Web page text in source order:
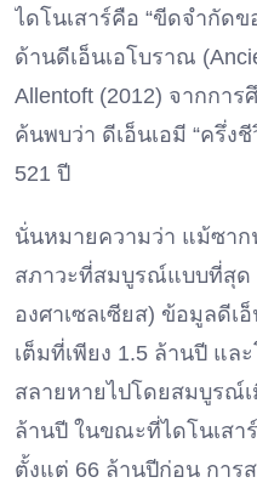
ไดโนเสาร์คือ “ขีดจำกัดข
ด้านดีเอ็นเอโบราณ
Allentoft (2012) จากกา
ค้นพบว่า ดีเอ็นเอมี “ครึ่ง
521 ปี
นั่นหมายความว่า แม้ซาก
สภาวะที่สมบูรณ์แบบที่สุ
องศาเซลเซียส) ข้อมูลดีเ
เต็มที่เพียง 1.5 ล้านปี แล
สลายหายไปโดยสมบูรณ์
ล้านปี ในขณะที่ไดโนเส
ตั้งแต่ 66 ล้านปีก่อน การ